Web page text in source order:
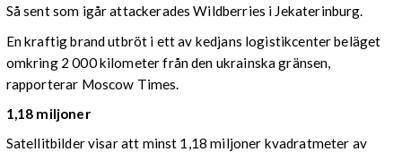
Så sent som igår attackerades Wildberries i Jekaterinburg.
En kraftig brand utbröt i ett av kedjans logistikcenter beläget
omkring 2 000 kilometer från den ukrainska gränsen,
rapporterar Moscow Times.
1,18 miljoner
Satellitbilder visar att minst 1,18 miljoner kvadratmeter av